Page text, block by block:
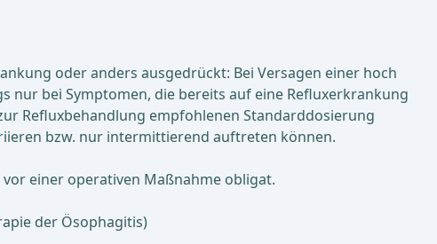
oder anders ausgedrückt: Bei Versagen einer hoch
nur bei Symptomen, die bereits auf eine Refluxerkrankung
Refluxbehandlung empfohlenen Standarddosierung
bzw. nur intermittierend auftreten können.
einer operativen Maßnahme obligat.
der Ösophagitis)